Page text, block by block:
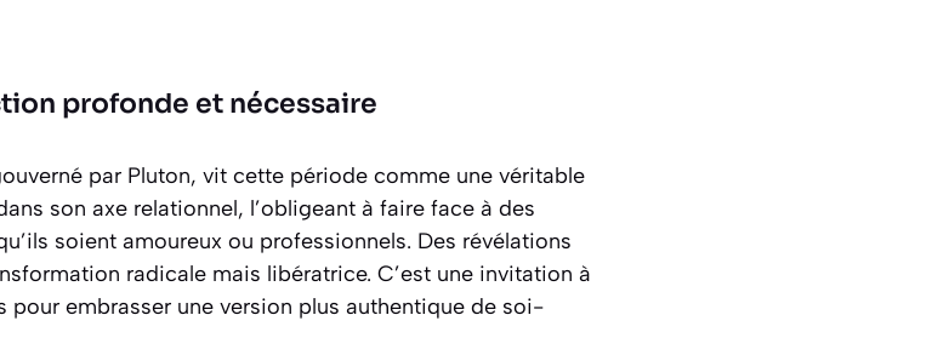
profonde et nécessaire
par Pluton, vit cette période comme une véritable
son axe relationnel, l’obligeant à faire face à des
soient amoureux ou professionnels. Des révélations
radicale mais libératrice. C’est une invitation à
pour embrasser une version plus authentique de soi-